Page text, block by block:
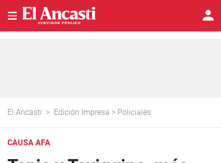
El Ancasti > Edición Impresa > Policiales
CAUSA AFA